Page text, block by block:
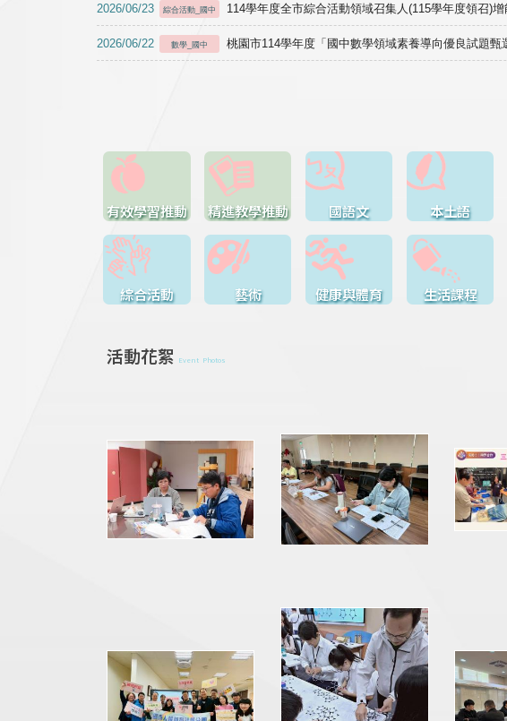
2026/06/23 綜合活動_國中 114學年度全市綜合活動領域召集人(115學年度領召)增
2026/06/22 數學_國中 桃園市114學年度「國中數學領域素養導向優良試題甄
有效學習推動 精進教學推動 國語文 本土語
綜合活動 藝術 健康與體育 生活課程
活動花絮 Event Photos